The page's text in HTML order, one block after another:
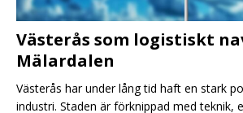
Västerås som logistiskt
Mälardalen
Västerås har under lång tid haft en stark
industri. Staden är förknippad med teknik,